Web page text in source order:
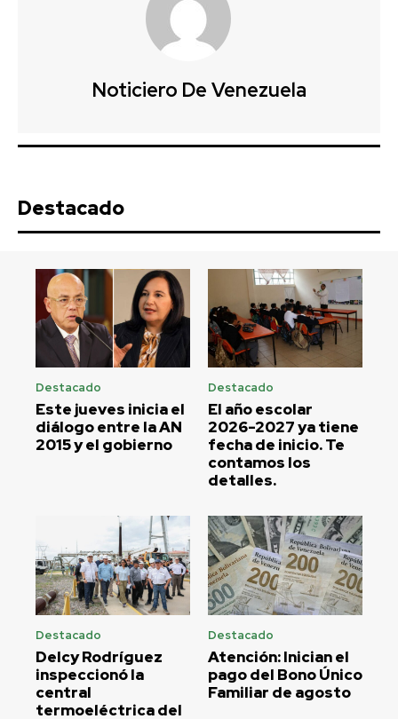
Noticiero De Venezuela
Destacado
Destacado
Este jueves inicia el
diálogo entre la AN
2015 y el gobierno
Destacado
El año escolar
2026-2027 ya tiene
fecha de inicio. Te
contamos los
detalles.
Destacado
Delcy Rodríguez
inspeccionó la
central
termoeléctrica del
Destacado
Atención: Inician el
pago del Bono Único
Familiar de agosto